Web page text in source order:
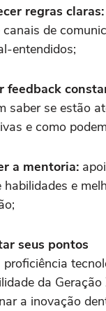
regras claras:
canais de
entendidos;
feedback
saber se estão
e como
a mentoria:
e
seus pontos
proficiência
da Geração
a inovação